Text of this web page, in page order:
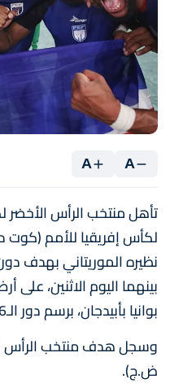
A
A
تأهل منتخب الرأس الأخضر
نظيره الموريتاني بهدف
بينهما اليوم الاثنين،
بوانيا بأبيدجان، برسم دور الـ16 للمنافسة.
ض.ج).